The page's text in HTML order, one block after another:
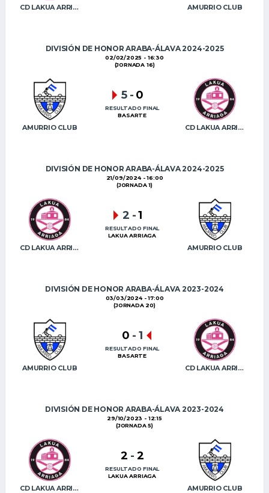
CD LAKUA ARRIAGA AMURRIO CLUB
DIVISIÓN DE HONOR ARABA-ÁLAVA 2024-2025
02/02/2025 - 16:30
(JORNADA 16)
AMURRIO CLUB CD LAKUA ARRIAGA
5 - 0
RESULTADO FINAL
BASARTE
DIVISIÓN DE HONOR ARABA-ÁLAVA 2024-2025
21/09/2024 - 16:00
(JORNADA 1)
CD LAKUA ARRIAGA AMURRIO CLUB
2 -1
RESULTADO FINAL
LAKUA ARRIAGA
DIVISIÓN DE HONOR ARABA-ÁLAVA 2023-2024
03/03/2024 - 17:00
(JORNADA 20)
AMURRIO CLUB CD LAKUA ARRIAGA
0 - 1
RESULTADO FINAL
BASARTE
DIVISIÓN DE HONOR ARABA-ÁLAVA 2023-2024
29/10/2023 - 12:15
(JORNADA 5)
CD LAKUA ARRIAGA AMURRIO CLUB
2 - 2
RESULTADO FINAL
LAKUA ARRIAGA